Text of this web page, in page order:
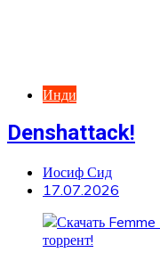
Инди
Denshattack!
Иосиф Сид
17.07.2026